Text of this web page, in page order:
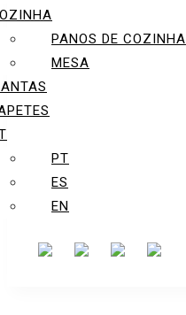
PANOS DE COZINHA
MESA
PT
ES
EN